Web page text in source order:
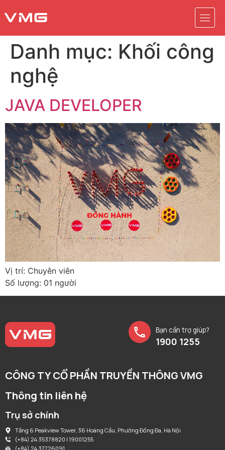
Danh mục: Khối công
nghệ
JAVA DEVELOPER
Vị trí: Chuyên viên
Số lượng: 01 người
Bạn cần trợ giúp?
1900 1255
CÔNG TY CỔ PHẦN TRUYỀN THÔNG VMG
Thông tin liên hệ
Trụ sở chính
Tầng 6 Peakview Tower, 36 Hoàng Cầu, Phường Đống Đa, Hà Nội
(+84) 24 35378820 | 19001255
(+84) 24 37726091